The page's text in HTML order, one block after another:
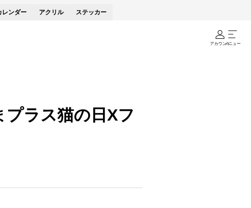
レンダー アクリル ステッカー
アカウントメニュー
ラス猫の日Xフ